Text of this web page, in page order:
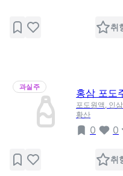
취
과실주
홍삼 포도
포도원액, 인
황산
0 0
취